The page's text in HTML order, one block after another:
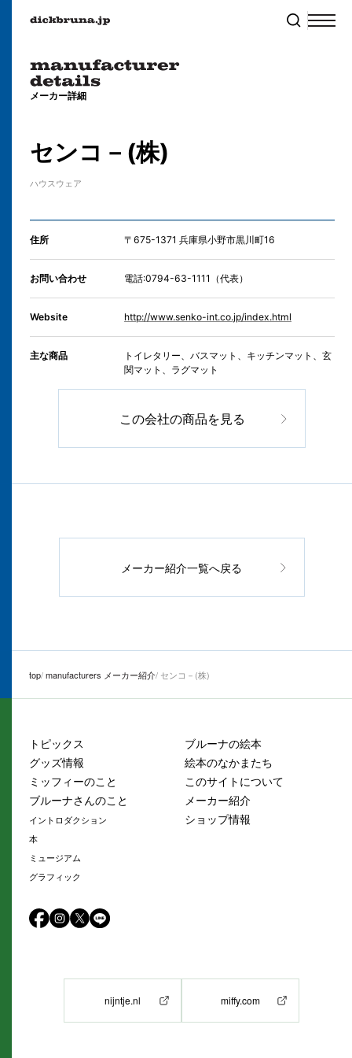
メーカー詳細
センコ－(株)
ハウスウェア
住所 〒675-1371 兵庫県小野市黒川町16
お問い合わせ 電話:0794-63-1111（代表）
Website http://www.senko-int.co.jp/index.html
主な商品
トイレタリー、バスマット、キッチンマット、玄
関マット、ラグマット
この会社の商品を見る
メーカー紹介一覧へ戻る
top manufacturers メーカー紹介 センコ－(株)
トピックス
グッズ情報
ミッフィーのこと
ブルーナさんのこと
イントロダクション
本
ミュージアム
グラフィック
ブルーナの絵本
絵本のなかまたち
このサイトについて
メーカー紹介
ショップ情報
nijntje.nl miffy.com